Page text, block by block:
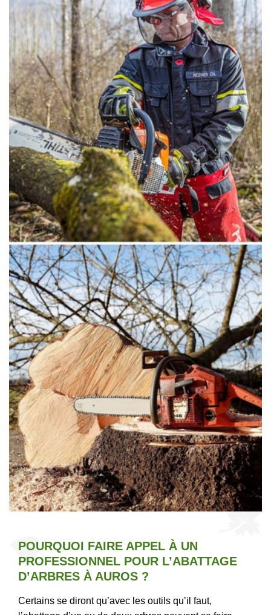
POURQUOI FAIRE APPEL À UN
PROFESSIONNEL POUR L’ABATTAGE
D’ARBRES À AUROS ?
Certains se diront qu’avec les outils qu’il faut,